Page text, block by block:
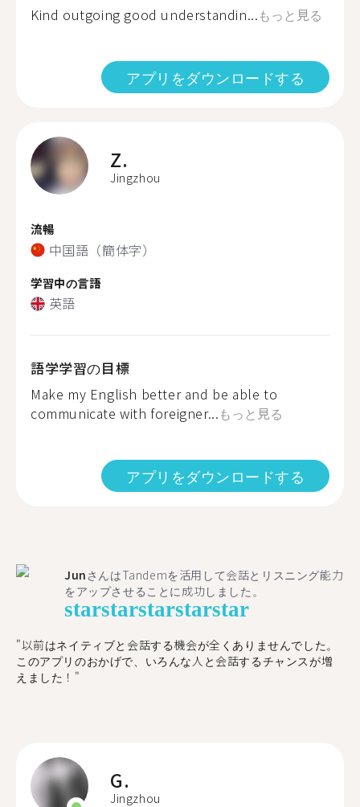
Kind outgoing good understandin...もっと見る
アプリをダウンロードする
Z.
Jingzhou
流暢
中国語（簡体字）
学習中の言語
英語
語学学習の目標
Make my English better and be able to
communicate with foreigner...もっと見る
アプリをダウンロードする
Jun さんはTandemを活用して会話とリスニング能力
をアップさせることに成功しました。
starstarstarstarstar
"以前はネイティブと会話する機会が全くありませんでした。
このアプリのおかげで、いろんな人と会話するチャンスが増
えました！"
G.
Jingzhou